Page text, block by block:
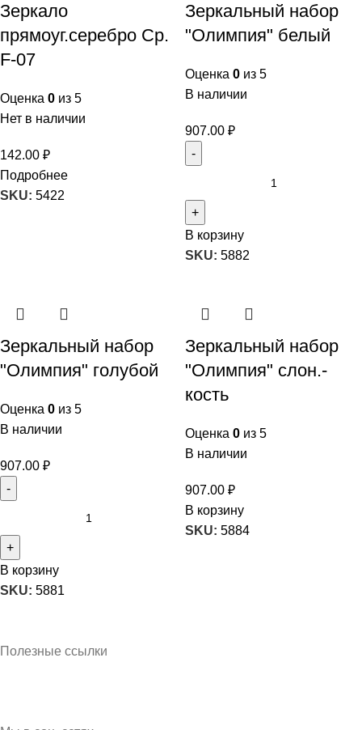
Зеркало
прямоуг.серебро Ср.
F-07
Оценка 0 из 5
Нет в наличии
142.00 ₽
Подробнее
SKU: 5422
Зеркальный набор
"Олимпия" белый
Оценка 0 из 5
В наличии
907.00 ₽
В корзину
SKU: 5882
Зеркальный набор
"Олимпия" голубой
Оценка 0 из 5
В наличии
907.00 ₽
В корзину
SKU: 5881
Зеркальный набор
"Олимпия" слон.-
кость
Оценка 0 из 5
В наличии
907.00 ₽
В корзину
SKU: 5884
Полезные ссылки